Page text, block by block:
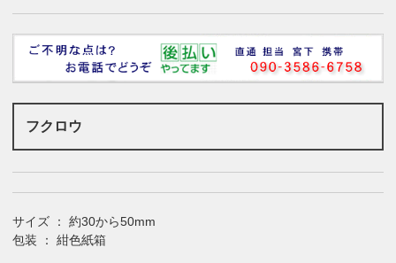
フクロウ
サイズ ： 約30から50mm
包装 ： 紺色紙箱